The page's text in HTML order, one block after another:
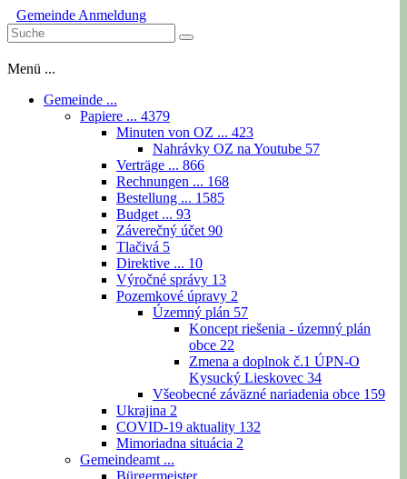
Gemeinde Anmeldung
Menü ...
Gemeinde ...
Papiere ... 4379
Minuten von OZ ... 423
Nahrávky OZ na Youtube 57
Verträge ... 866
Rechnungen ... 168
Bestellung ... 1585
Budget ... 93
Záverečný účet 90
Tlačivá 5
Direktive ... 10
Výročné správy 13
Pozemkové úpravy 2
Územný plán 57
Koncept riešenia - územný plán
obce 22
Zmena a doplnok č.1 ÚPN-O
Kysucký Lieskovec 34
Všeobecné záväzné nariadenia obce 159
Ukrajina 2
COVID-19 aktuality 132
Mimoriadna situácia 2
Gemeindeamt ...
Bürgermeister ...